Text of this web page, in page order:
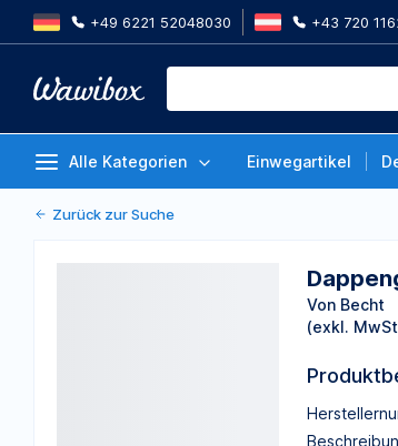
+49 6221 52048030 +43 720
Alle Kategorien Einwegartikel
Von Becht
Zurück zur Suche
Von Becht
(exkl.